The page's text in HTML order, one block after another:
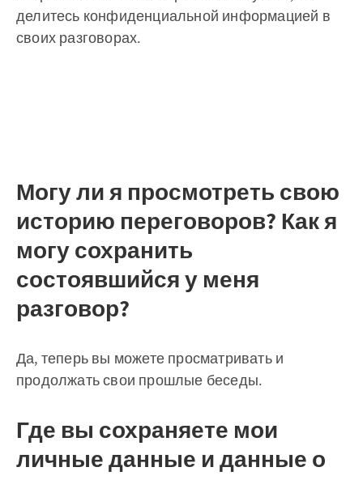
делитесь конфиденциальной информацией в
своих разговорах.
Могу ли я просмотреть свою
историю переговоров? Как я
могу сохранить
состоявшийся у меня
разговор?
Да, теперь вы можете просматривать и
продолжать свои прошлые беседы.
Где вы сохраняете мои
личные данные и данные о